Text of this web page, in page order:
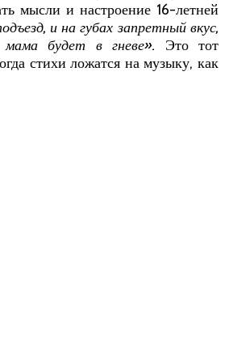
мысли и настроение 16-летней
и на губах запретный вкус,
будет в гневе». Это тот
стихи ложатся на музыку, как